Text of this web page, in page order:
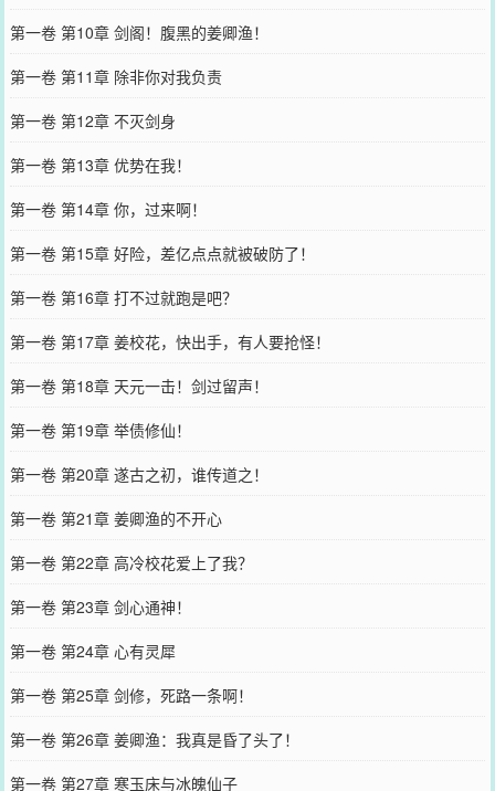
第一卷 第10章 剑阁！腹黑的姜卿渔！
第一卷 第11章 除非你对我负责
第一卷 第12章 不灭剑身
第一卷 第13章 优势在我！
第一卷 第14章 你，过来啊！
第一卷 第15章 好险，差亿点点就被破防了！
第一卷 第16章 打不过就跑是吧？
第一卷 第17章 姜校花，快出手，有人要抢怪！
第一卷 第18章 天元一击！剑过留声！
第一卷 第19章 举债修仙！
第一卷 第20章 遂古之初，谁传道之！
第一卷 第21章 姜卿渔的不开心
第一卷 第22章 高冷校花爱上了我？
第一卷 第23章 剑心通神！
第一卷 第24章 心有灵犀
第一卷 第25章 剑修，死路一条啊！
第一卷 第26章 姜卿渔：我真是昏了头了！
第一卷 第27章 寒玉床与冰魄仙子